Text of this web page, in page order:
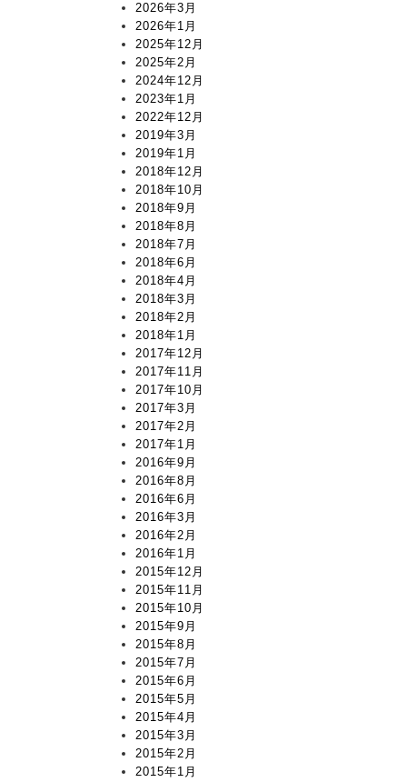
2026年3月
2026年1月
2025年12月
2025年2月
2024年12月
2023年1月
2022年12月
2019年3月
2019年1月
2018年12月
2018年10月
2018年9月
2018年8月
2018年7月
2018年6月
2018年4月
2018年3月
2018年2月
2018年1月
2017年12月
2017年11月
2017年10月
2017年3月
2017年2月
2017年1月
2016年9月
2016年8月
2016年6月
2016年3月
2016年2月
2016年1月
2015年12月
2015年11月
2015年10月
2015年9月
2015年8月
2015年7月
2015年6月
2015年5月
2015年4月
2015年3月
2015年2月
2015年1月